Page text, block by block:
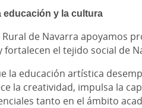
y la cultura
Rural de Navarra apoyamos
el tejido social de
la educación artística
la creatividad, impulsa la
tanto en el ámbito